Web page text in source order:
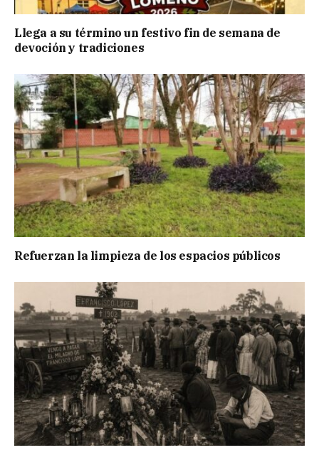
Llega a su término un festivo fin de semana de
devoción y tradiciones
Refuerzan la limpieza de los espacios públicos